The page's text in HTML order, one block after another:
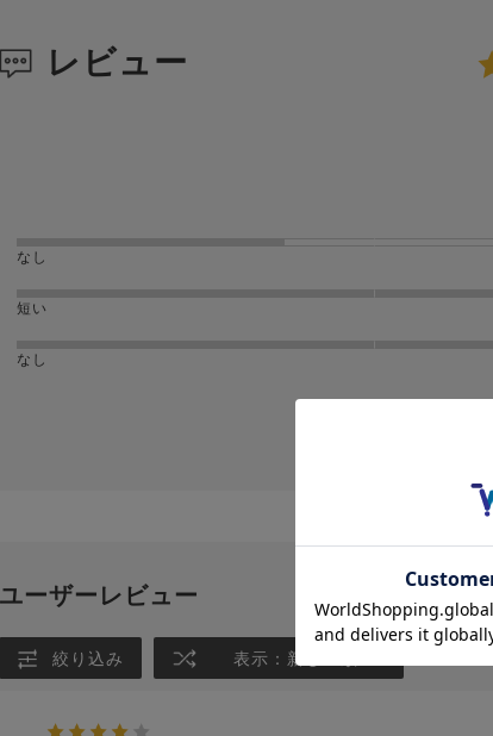
レビュー
なし
短い
なし
投
ユーザーレビュー
絞り込み 表示：新しい順